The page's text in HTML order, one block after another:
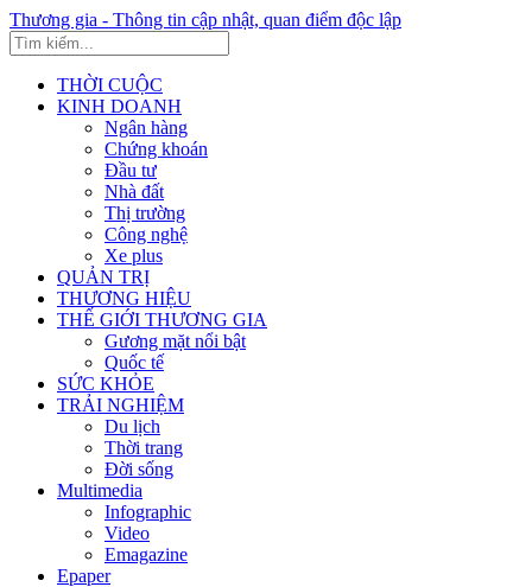
Thương gia - Thông tin cập nhật, quan điểm độc lập
THỜI CUỘC
KINH DOANH
Ngân hàng
Chứng khoán
Đầu tư
Nhà đất
Thị trường
Công nghệ
Xe plus
QUẢN TRỊ
THƯƠNG HIỆU
THẾ GIỚI THƯƠNG GIA
Gương mặt nổi bật
Quốc tế
SỨC KHỎE
TRẢI NGHIỆM
Du lịch
Thời trang
Đời sống
Multimedia
Infographic
Video
Emagazine
Epaper